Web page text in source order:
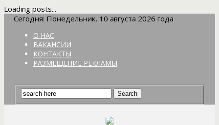
Loading posts...
Сегодня: Понедельник, 10 августа 2026 года
О НАС
ВАКАНСИИ
КОНТАКТЫ
РАЗМЕЩЕНИЕ РЕКЛАМЫ